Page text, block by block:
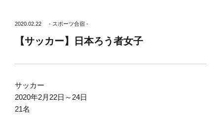
2020.02.22 - スポーツ合宿 -
【サッカー】日本ろう者女子
サッカー
2020年2月22日～24日
21名